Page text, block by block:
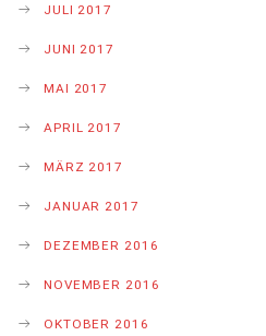
JULI 2017
JUNI 2017
MAI 2017
APRIL 2017
MÄRZ 2017
JANUAR 2017
DEZEMBER 2016
NOVEMBER 2016
OKTOBER 2016